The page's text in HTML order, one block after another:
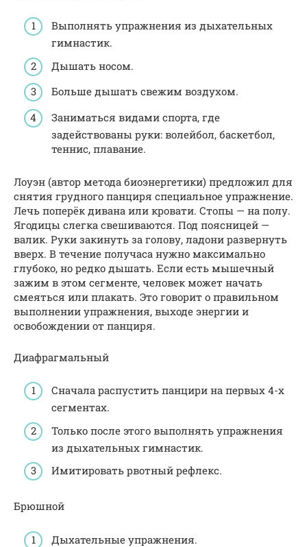
Выполнять упражнения из дыхательных
гимнастик.
Дышать носом.
Больше дышать свежим воздухом.
Заниматься видами спорта, где
задействованы руки: волейбол, баскетбол,
теннис, плавание.
Лоуэн (автор метода биоэнергетики) предложил для
снятия грудного панциря специальное упражнение.
Лечь поперёк дивана или кровати. Стопы — на полу.
Ягодицы слегка свешиваются. Под поясницей —
валик. Руки закинуть за голову, ладони развернуть
вверх. В течение получаса нужно максимально
глубоко, но редко дышать. Если есть мышечный
зажим в этом сегменте, человек может начать
смеяться или плакать. Это говорит о правильном
выполнении упражнения, выходе энергии и
освобождении от панциря.
Диафрагмальный
Сначала распустить панцири на первых 4-х
сегментах.
Только после этого выполнять упражнения
из дыхательных гимнастик.
Имитировать рвотный рефлекс.
Брюшной
Дыхательные упражнения.